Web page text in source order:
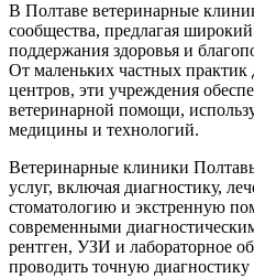
В Полтаве ветеринарные
сообщества, предлагая
поддержания здоровья и
От маленьких частных
центров, эти учреждения
ветеринарной помощи,
медицины и технологий.
Ветеринарные клиники
услуг, включая диагностику,
стоматологию и экстренную
современными
рентген, УЗИ и лабораторное
проводить точную